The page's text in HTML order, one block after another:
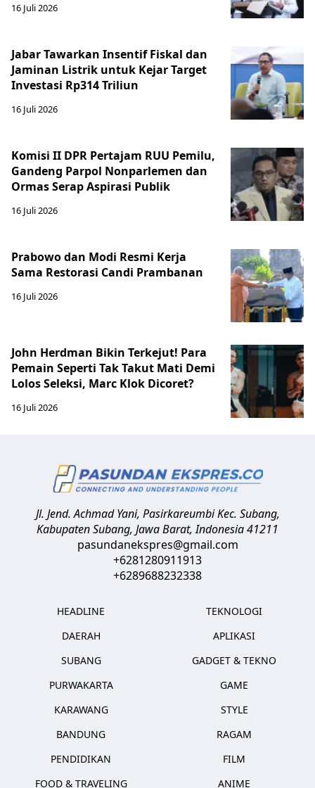
16 Juli 2026
Jabar Tawarkan Insentif Fiskal dan
Jaminan Listrik untuk Kejar Target
Investasi Rp314 Triliun
16 Juli 2026
Komisi II DPR Pertajam RUU Pemilu,
Gandeng Parpol Nonparlemen dan
Ormas Serap Aspirasi Publik
16 Juli 2026
Prabowo dan Modi Resmi Kerja
Sama Restorasi Candi Prambanan
16 Juli 2026
John Herdman Bikin Terkejut! Para
Pemain Seperti Tak Takut Mati Demi
Lolos Seleksi, Marc Klok Dicoret?
16 Juli 2026
Jl. Jend. Achmad Yani, Pasirkareumbi Kec. Subang,
Kabupaten Subang, Jawa Barat,Indonesia41211
pasundanekspres@gmail.com
+6281280911913
+6289688232338
HEADLINE
DAERAH
SUBANG
PURWAKARTA
KARAWANG
BANDUNG
PENDIDIKAN
FOOD & TRAVELING
TEKNOLOGI
APLIKASI
GADGET & TEKNO
GAME
STYLE
RAGAM
FILM
ANIME